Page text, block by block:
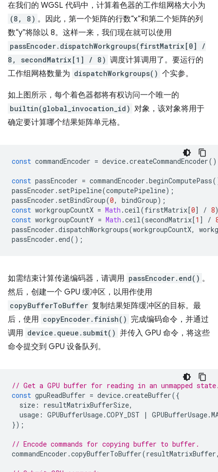
在我们的 WGSL 代码中，计算着色器的工作组网格大小为
(8, 8) 。因此，第一个矩阵的行数“x”和第二个矩阵的列
数“y”将除以 8。这样一来，我们现在就可以使用
passEncoder.dispatchWorkgroups(firstMatrix[0] /
8, secondMatrix[1] / 8) 调度计算调用了。要运行的
工作组网格数量为 dispatchWorkgroups() 个实参。
如上图所示，每个着色器都将有权访问一个唯一的
builtin(global_invocation_id) 对象，该对象将用于
确定要计算哪个结果矩阵单元格。
const commandEncoder = device.createCommandEncoder
const passEncoder = commandEncoder .beginComputePass
passEncoder . setPipeline(computePipeline);
passEncoder . setBindGroup(0, bindGroup);
const workgroupCountX = Math .ceil(firstMatrix [0] / 8
const workgroupCountY = Math .ceil(secondMatrix [1 ] /
passEncoder .dispatchWorkgroups(workgroupCountX,
passEncoder . end();
如需结束计算传递编码器，请调用 passEncoder.end() 。
然后，创建一个 GPU 缓冲区，以用作使用
copyBufferToBuffer 复制结果矩阵缓冲区的目标。最
后，使用 copyEncoder.finish() 完成编码命令，并通过
调用 device.queue.submit() 并传入 GPU 命令，将这些
命令提交到 GPU 设备队列。
// Get a GPU buffer for reading in an unmapped
const gpuReadBuffer = device.createBuffer({
size : resultMatrixBufferSize,
usage : GPUBufferUsage.COPY_DST | GPUBufferUsage.
});
// Encode commands for copying buffer to buffer.
commandEncoder .copyBufferToBuffer(resultMatrixBuffer